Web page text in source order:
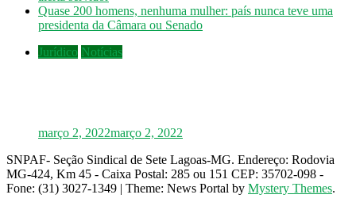
Quase 200 homens, nenhuma mulher: país nunca teve uma
presidenta da Câmara ou Senado
Jurídico Notícias
março 2, 2022março 2, 2022
SNPAF- Seção Sindical de Sete Lagoas-MG. Endereço: Rodovia
MG-424, Km 45 - Caixa Postal: 285 ou 151 CEP: 35702-098 -
Fone: (31) 3027-1349 | Theme: News Portal by Mystery Themes.